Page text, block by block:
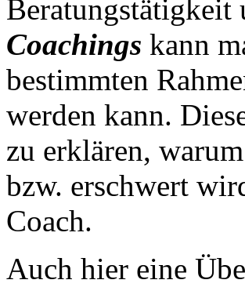
Beratungstätigkeit
Coachings kann
bestimmten
werden kann.
zu erklären,
bzw. erschwert
Coach.
Auch hier eine